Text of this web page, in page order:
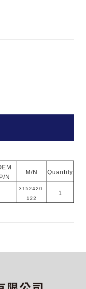
P/N
M/N Quantity
3152420-
122
1